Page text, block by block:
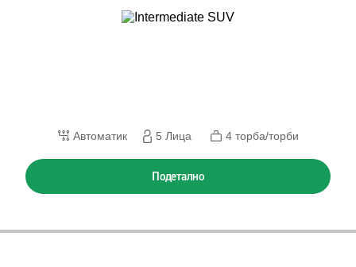
Автоматик 5 Лица 4 торба/торби
Подетално